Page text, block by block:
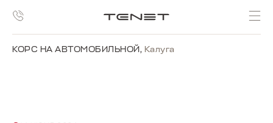
{meta name="yandex-verification"
content="7979789151060c6e" /}
КОРС НА АВТОМОБИЛЬНОЙ, Калуга